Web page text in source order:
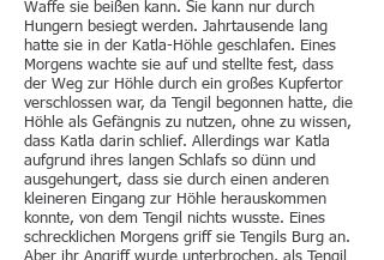
Waffe sie beißen kann. Sie kann nur durch
Hungern besiegt werden. Jahrtausende lang
hatte sie in der Katla-Höhle geschlafen. Eines
Morgens wachte sie auf und stellte fest, dass
der Weg zur Höhle durch ein großes Kupfertor
verschlossen war, da Tengil begonnen hatte, die
Höhle als Gefängnis zu nutzen, ohne zu wissen,
dass Katla darin schlief. Allerdings war Katla
aufgrund ihres langen Schlafs so dünn und
ausgehungert, dass sie durch einen anderen
kleineren Eingang zur Höhle herauskommen
konnte, von dem Tengil nichts wusste. Eines
schrecklichen Morgens griff sie Tengils Burg an.